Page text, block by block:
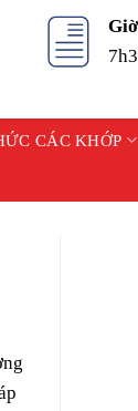
CÁC KHỚP